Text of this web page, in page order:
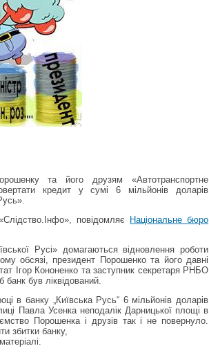
та його друзям «Автотранспортне
кредит у сумі 6 мільйонів доларів
повідомляє
Національне бюро
Русі» домагаються відновлення роботи
обсязі, президент Порошенко та його давні
Ігор Кононенко та заступник секретаря РНБО
був ліквідований.
в банку „Київська Русь“ 6 мільйонів доларів
Павла Усенка неподалік Дарницької площі в
Порошенка і друзів так і не повернуло.
збитки банку,